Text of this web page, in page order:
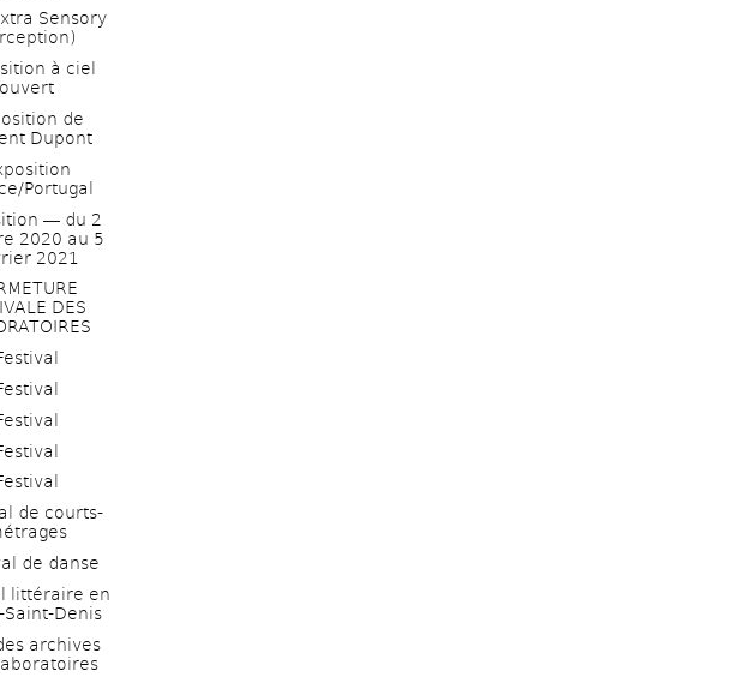
Sensory
à ciel
ouvert
de
Dupont
Portugal
― du 2
2020 au 5
2021
DES
de courts-
de danse
littéraire en
Saint-Denis
archives